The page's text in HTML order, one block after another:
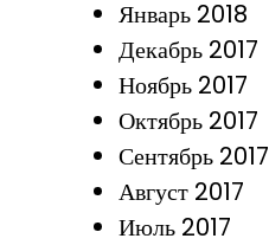
Январь 2018
Декабрь 2017
Ноябрь 2017
Октябрь 2017
Сентябрь 2017
Август 2017
Июль 2017